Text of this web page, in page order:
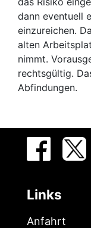
dann eventuell
einzureichen.
alten
nimmt.
rechtsgültig.
Abfindungen.
Links
Anfahrt